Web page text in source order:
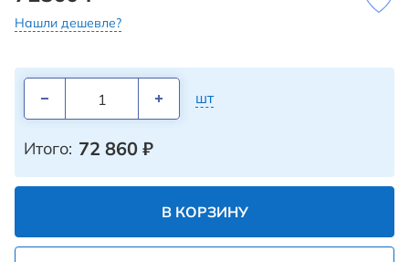
Нашли дешевле?
шт
Итого: 72 860 ₽
В КОРЗИНУ